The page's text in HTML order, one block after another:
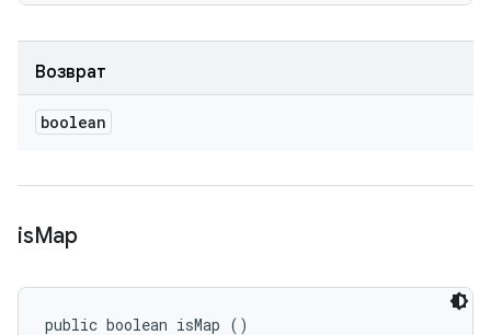
Возврат
boolean
isMap
public boolean isMap ()